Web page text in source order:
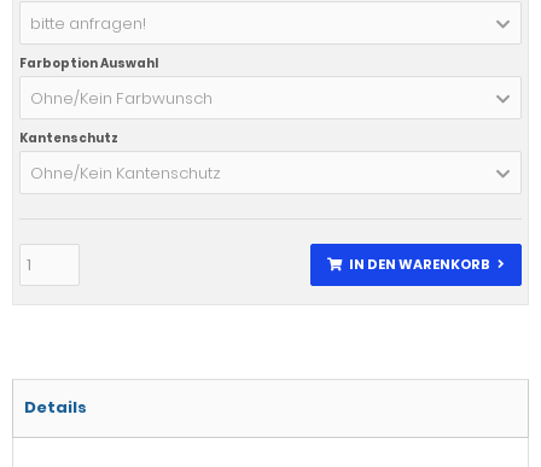
bitte anfragen!
Farboption Auswahl
Ohne/Kein Farbwunsch
Kantenschutz
Ohne/Kein Kantenschutz
IN DEN WARENKORB
Details